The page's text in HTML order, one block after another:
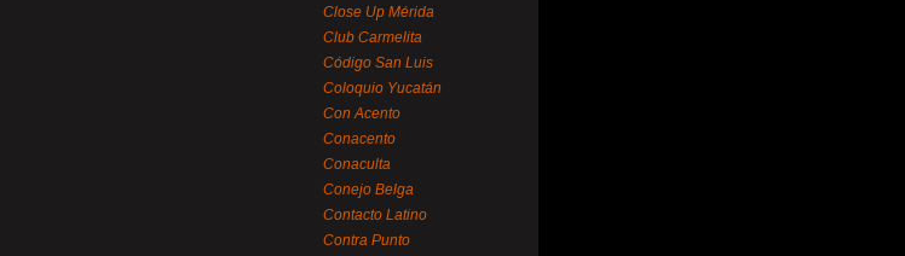
Close Up Mérida
Club Carmelita
Código San Luis
Coloquio Yucatán
Con Acento
Conacento
Conaculta
Conejo Belga
Contacto Latino
Contra Punto